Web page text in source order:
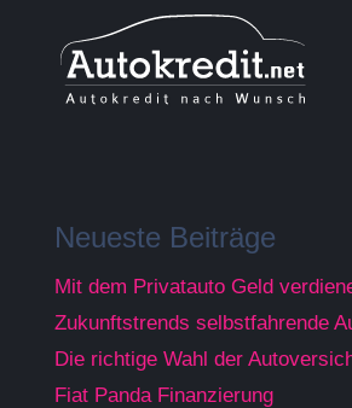
Neueste Beiträge
Mit dem Privatauto Geld
Zukunftstrends selbstfahrende
Die richtige Wahl der
Fiat Panda Finanzierung